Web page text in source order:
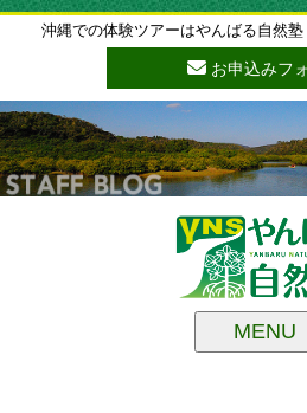
沖縄での体験ツアーはやんばる自然
お申込みフ
MENU